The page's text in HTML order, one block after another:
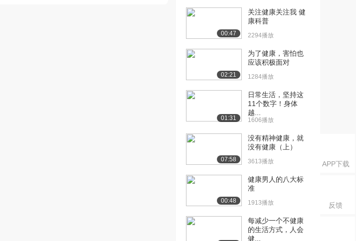
APP下载
反馈
[17] 国外大学学习注意事
[18] 国外大学学习注意事
[19] 海外饮食、购物
13:10
[20] 海外饮食、购物
1521播放
13:11
[21] 海外饮食、购物
13:04
[22] 海外留学安全的必备
09:38
00:47
关注健康关注我 健
康科普
2294播放
02:21
为了健康，害怕也
应该积极面对
1284播放
01:31
日常生活，坚持这
11个数字！身体
越...
1606播放
07:58
没有精神健康，就
没有健康（上）
3613播放
00:48
健康男人的八大标
准
1913播放
每减少一个不健康
的生活方式，人会
健...